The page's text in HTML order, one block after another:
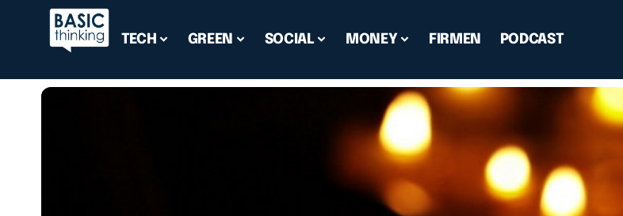
TECH GREEN SOCIAL MONEY FIRMEN PODCAST